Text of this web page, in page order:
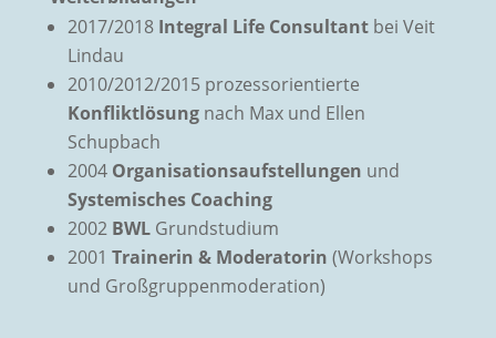
2017/2018 Integral Life Consultantbei Veit
Lindau
2010/2012/2015 prozessorientierte
Konfliktlösungnach Max und Ellen
Schupbach
2004 Organisationsaufstellungen und
Systemisches Coaching
2002 BWLGrundstudium
2001 Trainerin & Moderatorin (Workshops
und Großgruppenmoderation)